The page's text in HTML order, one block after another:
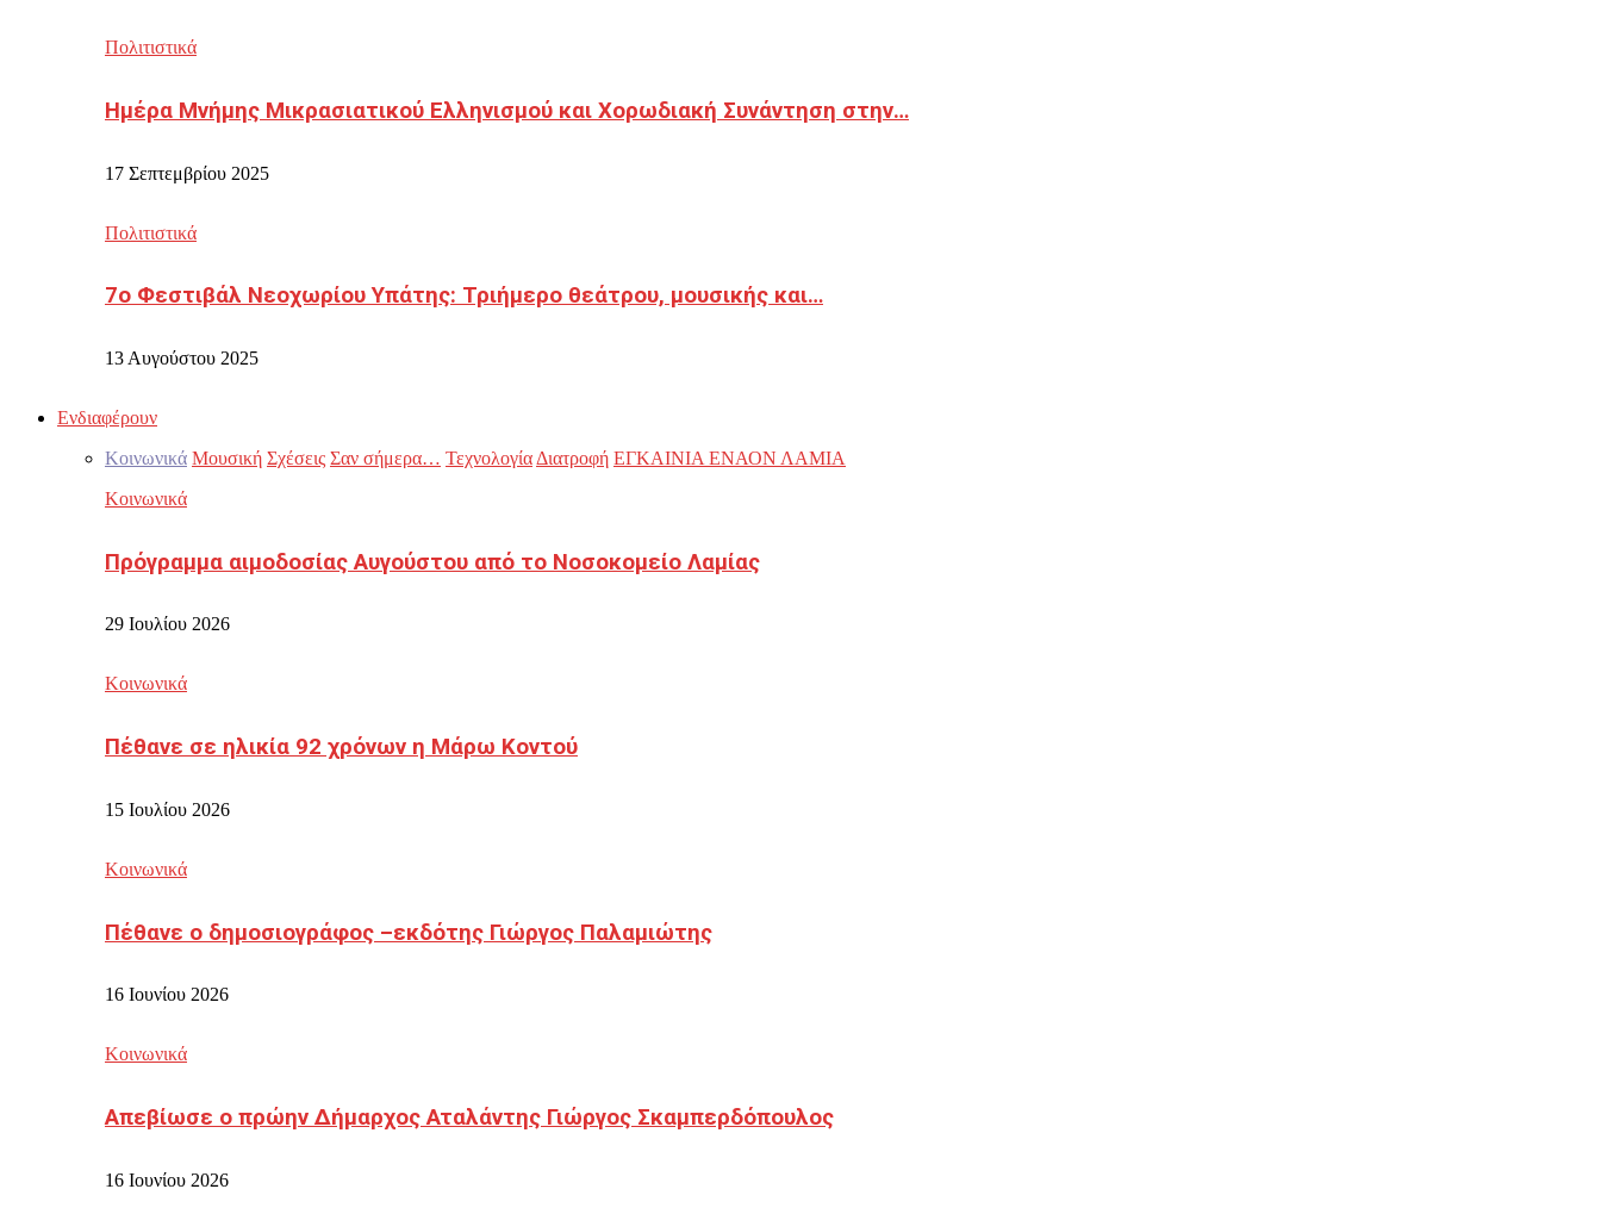
Πολιτιστικά
Ημέρα Μνήμης Μικρασιατικού Ελληνισμού και Χορωδιακή Συνάντηση στην…
17 Σεπτεμβρίου 2025
Πολιτιστικά
7ο Φεστιβάλ Νεοχωρίου Υπάτης: Τριήμερο θεάτρου, μουσικής και…
13 Αυγούστου 2025
Ενδιαφέρουν
Κοινωνικά Μουσική Σχέσεις Σαν σήμερα… Τεχνολογία Διατροφή ΕΓΚΑΙΝΙΑ ΕΝΑΟΝ ΛΑΜΙΑ
Κοινωνικά
Πρόγραμμα αιμοδοσίας Αυγούστου από το Νοσοκομείο Λαμίας
29 Ιουλίου 2026
Κοινωνικά
Πέθανε σε ηλικία 92 χρόνων η Μάρω Κοντού
15 Ιουλίου 2026
Κοινωνικά
Πέθανε ο δημοσιογράφος –εκδότης Γιώργος Παλαμιώτης
16 Ιουνίου 2026
Κοινωνικά
Απεβίωσε ο πρώην Δήμαρχος Αταλάντης Γιώργος Σκαμπερδόπουλος
16 Ιουνίου 2026